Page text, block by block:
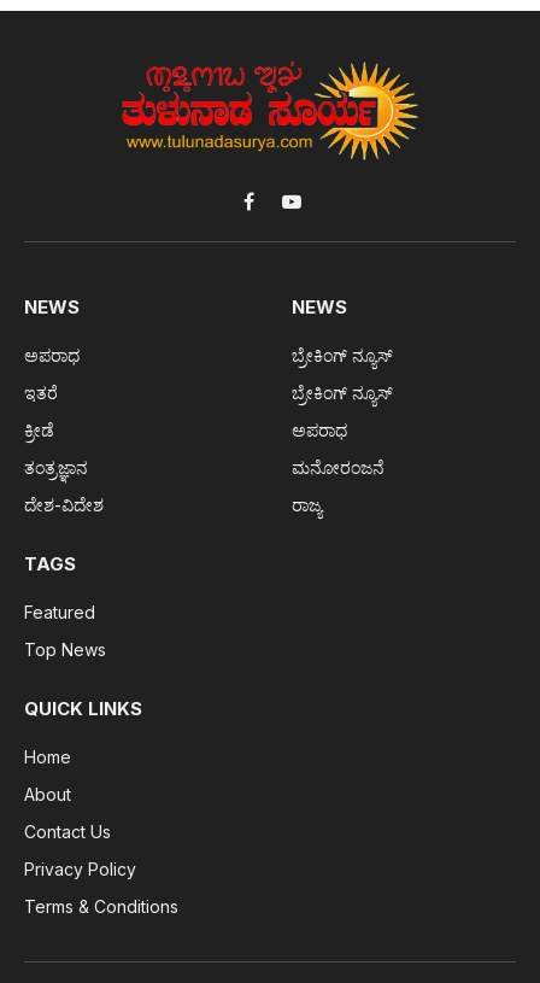
FacebookYouTube
NEWS
ಅಪರಾಧ
ಇತರೆ
ಕ್ರೀಡೆ
ತಂತ್ರಜ್ಞಾನ
ದೇಶ-ವಿದೇಶ
NEWS
ಬ್ರೇಕಿಂಗ್ ನ್ಯೂಸ್
ಬ್ರೇಕಿಂಗ್ ನ್ಯೂಸ್
ಅಪರಾಧ
ಮನೋರಂಜನೆ
ರಾಜ್ಯ
TAGS
Featured
Top News
QUICK LINKS
Home
About
Contact Us
Privacy Policy
Terms & Conditions